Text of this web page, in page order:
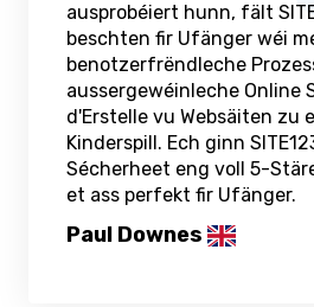
ausprobéiert hunn, fält
beschten fir Ufänger wéi
benotzerfrëndleche
aussergewéinleche Online
d'Erstelle vu Websäiten zu
Kinderspill. Ech ginn
Sécherheet eng voll 5-
et ass perfekt fir Ufänger.
Paul Downes